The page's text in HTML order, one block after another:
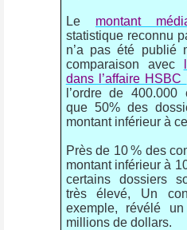
Le montant
statistique reconnu
n’a pas été publié
comparaison avec
dans l’affaire HSBC
l’ordre de 400.000
que 50% des
montant inférieur à
Près de 10% des
montant inférieur à
certains dossiers
très élevé, Un
exemple, révélé
millions de dollars.